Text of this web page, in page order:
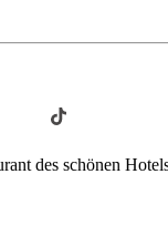
des schönen